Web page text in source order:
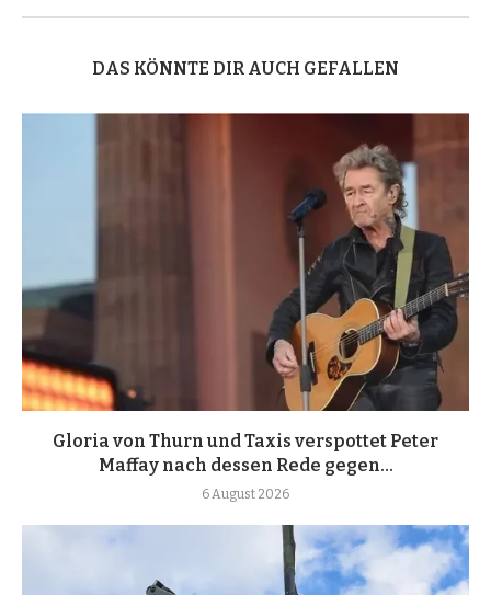
DAS KÖNNTE DIR AUCH GEFALLEN
Gloria von Thurn und Taxis verspottet Peter
Maffay nach dessen Rede gegen...
6 August 2026